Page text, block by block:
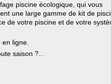
piscine écologique, qui vous
une large gamme de kit de
de votre piscine et de votre
ligne.
saison ?...